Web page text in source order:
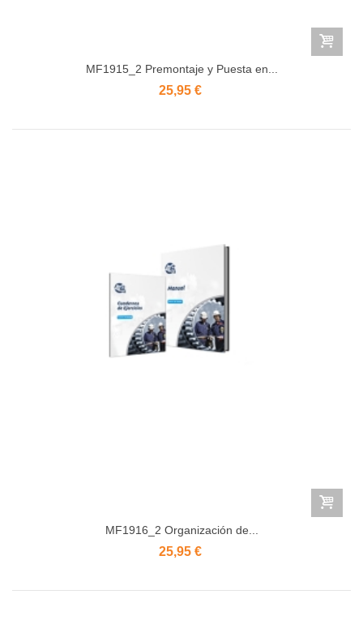
MF1915_2 Premontaje y Puesta en...
25,95 €
MF1916_2 Organización de...
25,95 €